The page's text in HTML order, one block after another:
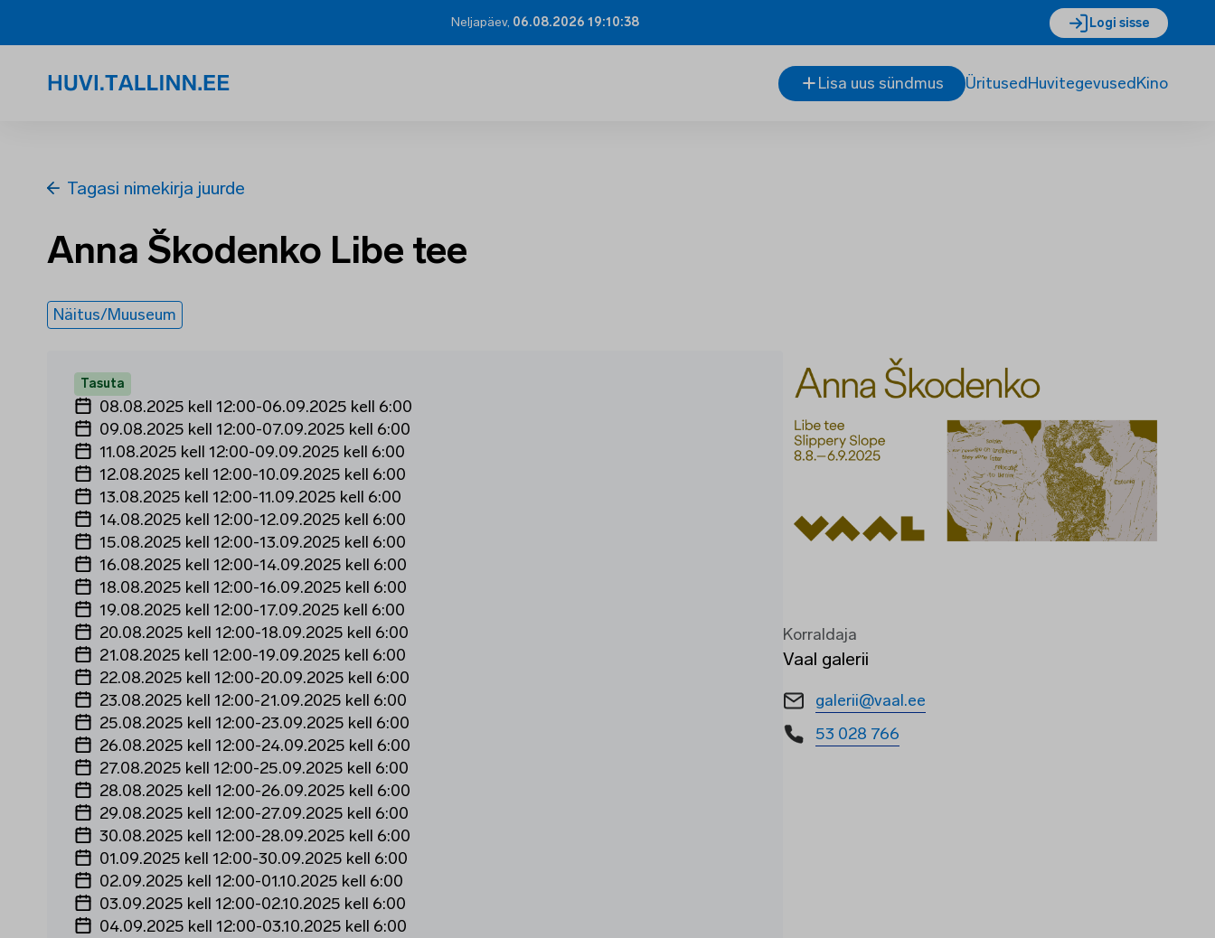
Neljapäev, 06.08.2026 19:10:39 Logi sisse
Lisa uus sündmus ÜritusedHuvitegevusedKino
Tagasi nimekirja juurde
Anna Škodenko Libe tee
Näitus/Muuseum
Tasuta
08.08.2025 kell 12:00-06.09.2025 kell 6:00
09.08.2025 kell 12:00-07.09.2025 kell 6:00
11.08.2025 kell 12:00-09.09.2025 kell 6:00
12.08.2025 kell 12:00-10.09.2025 kell 6:00
13.08.2025 kell 12:00-11.09.2025 kell 6:00
14.08.2025 kell 12:00-12.09.2025 kell 6:00
15.08.2025 kell 12:00-13.09.2025 kell 6:00
16.08.2025 kell 12:00-14.09.2025 kell 6:00
18.08.2025 kell 12:00-16.09.2025 kell 6:00
19.08.2025 kell 12:00-17.09.2025 kell 6:00
20.08.2025 kell 12:00-18.09.2025 kell 6:00
21.08.2025 kell 12:00-19.09.2025 kell 6:00
22.08.2025 kell 12:00-20.09.2025 kell 6:00
23.08.2025 kell 12:00-21.09.2025 kell 6:00
25.08.2025 kell 12:00-23.09.2025 kell 6:00
26.08.2025 kell 12:00-24.09.2025 kell 6:00
27.08.2025 kell 12:00-25.09.2025 kell 6:00
28.08.2025 kell 12:00-26.09.2025 kell 6:00
29.08.2025 kell 12:00-27.09.2025 kell 6:00
30.08.2025 kell 12:00-28.09.2025 kell 6:00
01.09.2025 kell 12:00-30.09.2025 kell 6:00
02.09.2025 kell 12:00-01.10.2025 kell 6:00
03.09.2025 kell 12:00-02.10.2025 kell 6:00
04.09.2025 kell 12:00-03.10.2025 kell 6:00
Korraldaja
Vaal galerii
galerii@vaal.ee
53 028 766